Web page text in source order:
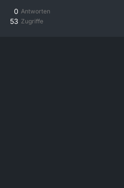
Antworten
0
Zugriffe
53